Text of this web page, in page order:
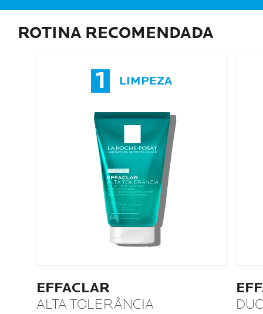
ROTINA RECOMENDADA
1 LIMPEZA
EFFACLAR
ALTA TOLERÂNCIA